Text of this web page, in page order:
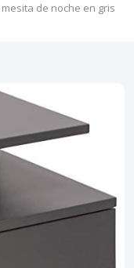
de noche en gris